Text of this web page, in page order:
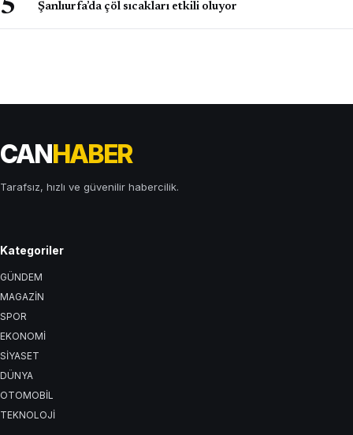
Şanlıurfa’da çöl sıcakları etkili oluyor
CANHABER
Tarafsız, hızlı ve güvenilir habercilik.
Kategoriler
GÜNDEM
MAGAZİN
SPOR
EKONOMİ
SİYASET
DÜNYA
OTOMOBİL
TEKNOLOJİ